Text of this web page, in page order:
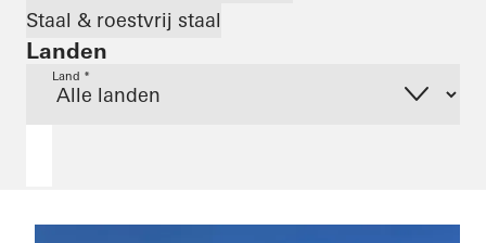
Staal & roestvrij staal
Landen
Land *